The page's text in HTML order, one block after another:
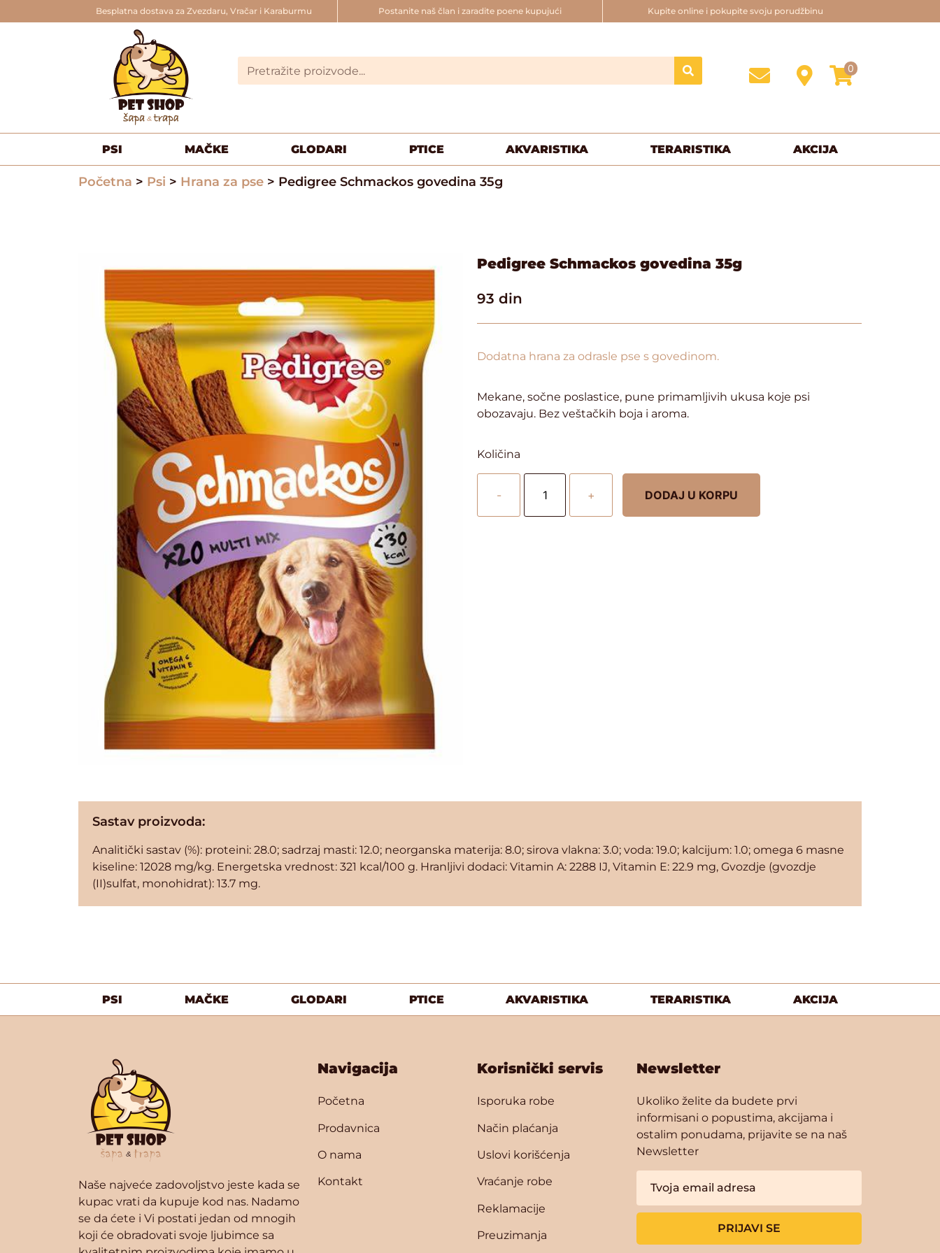
Besplatna dostava za Zvezdaru, Vračar i Karaburmu Postanite naš član i zaradite poene kupujući Kupite online i pokupite svoju porudžbinu
0
PSI MAČKE GLODARI PTICE AKVARISTIKA TERARISTIKA AKCIJA
Početna > Psi > Hrana za pse > Pedigree Schmackos govedina 35g
Pedigree Schmackos govedina 35g
93 din
Dodatna hrana za odrasle pse s govedinom.
Mekane, sočne poslastice, pune primamljivih ukusa koje psi
obozavaju. Bez veštačkih boja i aroma.
Količina
- + DODAJ U KORPU
Sastav proizvoda:
Analitički sastav (%): proteini: 28.0; sadrzaj masti: 12.0; neorganska materija: 8.0; sirova vlakna: 3.0; voda: 19.0; kalcijum: 1.0; omega 6 masne
kiseline: 12028 mg/kg. Energetska vrednost: 321 kcal/100 g. Hranljivi dodaci: Vitamin A: 2288 IJ, Vitamin E: 22.9 mg, Gvozdje (gvozdje
(II)sulfat, monohidrat): 13.7 mg.
PSI MAČKE GLODARI PTICE AKVARISTIKA TERARISTIKA AKCIJA
Naše najveće zadovoljstvo jeste kada se
kupac vrati da kupuje kod nas. Nadamo
se da ćete i Vi postati jedan od mnogih
koji će obradovati svoje ljubimce sa
Navigacija
Početna
Prodavnica
O nama
Kontakt
Korisnički servis
Isporuka robe
Način plaćanja
Uslovi korišćenja
Vraćanje robe
Reklamacije
Preuzimanja
Newsletter
Ukoliko želite da budete prvi
informisani o popustima, akcijama i
ostalim ponudama, prijavite se na naš
Newsletter
PRIJAVI SE